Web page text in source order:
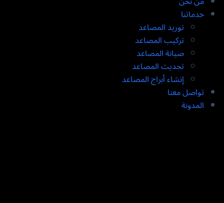
خدماتنا
توريد المصاعد​
تركيب المصاعد ​
صيانة المصاعد​
تحديث المصاعد​
إنشاء أبراج المصاعد​
تواصل معنا
المدونة